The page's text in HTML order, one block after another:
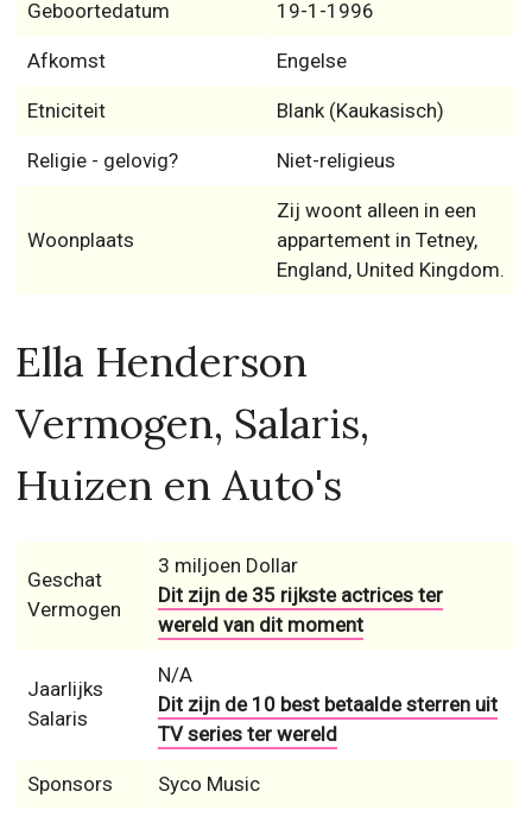
Geboortedatum 19-1-1996
Afkomst Engelse
Etniciteit Blank (Kaukasisch)
Religie - gelovig? Niet-religieus
Woonplaats
Zij woont alleen in een
appartement in Tetney,
England, United Kingdom.
Ella Henderson
Vermogen, Salaris,
Huizen en Auto's
Geschat
Vermogen
3 miljoen Dollar
Dit zijn de 35 rijkste actrices ter
wereld van dit moment
Jaarlijks
Salaris
N/A
Dit zijn de 10 best betaalde sterren uit
TV series ter wereld
Sponsors Syco Music